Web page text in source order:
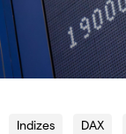
Indizes DAX